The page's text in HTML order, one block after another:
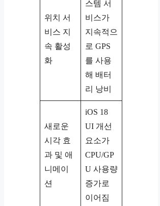
위치 서
비스 지
속 활성
화
스템 서
비스가
지속적으
로 GPS
를 사용
해 배터
리 낭비
새로운
시각 효
과 및 애
니메이
션
iOS 18
UI 개선
요소가
CPU/GP
U 사용량
증가로
이어짐